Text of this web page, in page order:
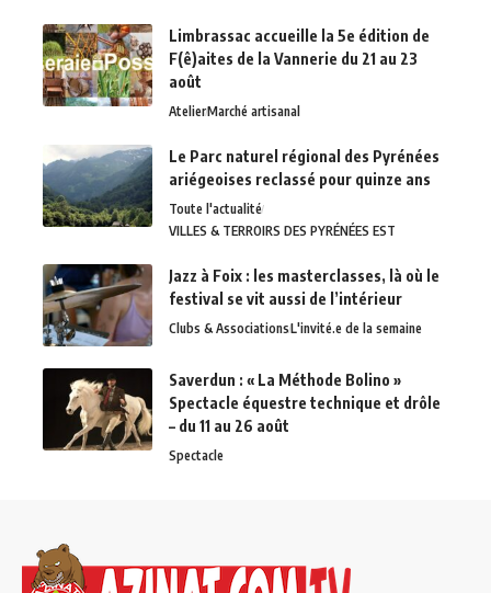
Limbrassac accueille la 5e édition de
F(ê)aites de la Vannerie du 21 au 23
août
AtelierMarché artisanal
Le Parc naturel régional des Pyrénées
ariégeoises reclassé pour quinze ans
Toute l'actualité
VILLES & TERROIRS DES PYRÉNÉES EST
Jazz à Foix : les masterclasses, là où le
festival se vit aussi de l’intérieur
Clubs & AssociationsL'invité.e de la semaine
Saverdun : « La Méthode Bolino »
Spectacle équestre technique et drôle
– du 11 au 26 août
Spectacle